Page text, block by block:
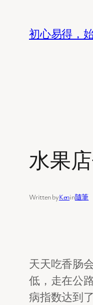
初心易得，
水果
Written byKenin隨筆
天天吃香肠
低，走在公
病指数达到